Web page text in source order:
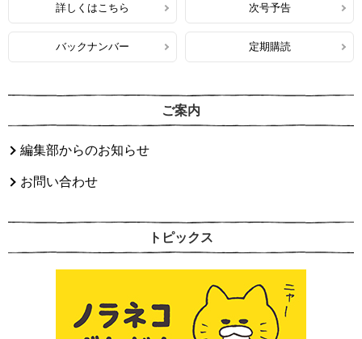
詳しくはこちら 次号予告
バックナンバー 定期購読
ご案内
編集部からのお知らせ
お問い合わせ
トピックス